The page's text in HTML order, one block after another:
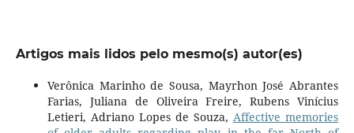
Artigos mais lidos pelo mesmo(s) autor(es)
Verônica Marinho de Sousa, Mayrhon José Abrantes
Farias, Juliana de Oliveira Freire, Rubens Vinícius
Letieri, Adriano Lopes de Souza,Affective memories